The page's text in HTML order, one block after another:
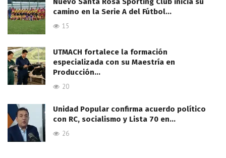
camino en la Serie A del Fútbol…
15
UTMACH fortalece la formación
especializada con su Maestría en
Producción…
20
Unidad Popular confirma acuerdo político
con RC, socialismo y Lista 70 en…
26